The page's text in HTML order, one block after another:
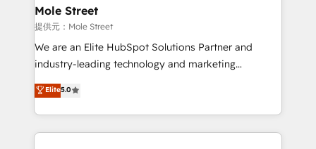
Healthcare: HIPAA implementations; secure data
workflows 💼 Financial Services: compliant
workflows; audit-ready reporting ⚖️ Legal: client
intake; pipeline and document workflows 🛒 E-
revenue automation 🏢 Real Estate: deal pipelines;
portfolio and lifecycle management 🏭
Mole Street
提供元：Mole Street
We are an Elite HubSpot Solutions Partner and
industry-leading technology and marketing
consultancy. Our focus is on enterprise and mid-
market B2B companies globally that want a strategic
approach to execute their goals through creative
applications of our solutions; Technical HubSpot
Elite5.0